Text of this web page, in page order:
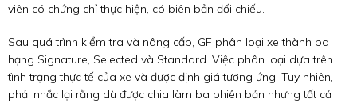
viên có chứng chỉ thực hiện, có biên bản đối chiếu.
Sau quá trình kiểm tra và nâng cấp, GF phân loại xe thành ba
hạng Signature, Selected và Standard. Việc phân loại dựa trên
tình trạng thực tế của xe và được định giá tương ứng. Tuy nhiên,
phải nhắc lại rằng dù được chia làm ba phiên bản nhưng tất cả